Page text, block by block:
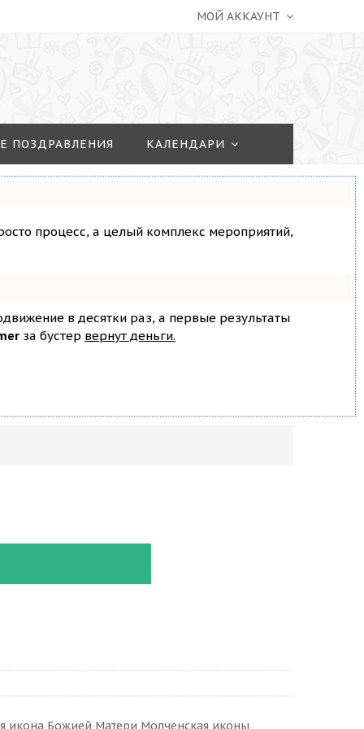
МОЙ АККАУНТ
ПОЗДРАВЛЕНИЯ КАЛЕНДАРИ
процесс, а целый комплекс мероприятий,
в десятки раз, а первые результаты
за бустер вернут деньги.
икона Божией Матери Молченская иконы